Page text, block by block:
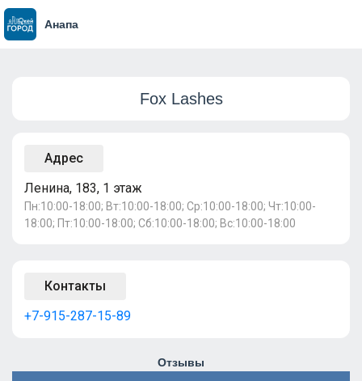
Анапа
Fox Lashes
Адрес
Ленина, 183, 1 этаж
Пн:10:00-18:00; Вт:10:00-18:00; Ср:10:00-18:00; Чт:10:00-
18:00; Пт:10:00-18:00; Сб:10:00-18:00; Вс:10:00-18:00
Контакты
+7-915-287-15-89
Отзывы